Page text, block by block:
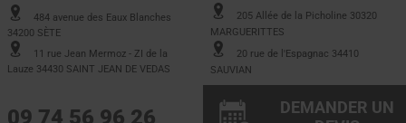
DEMANDER UN
484 avenue des Eaux Blanches
34200 SÈTE
11 rue Jean Mermoz - ZI de la
Lauze 34430 SAINT JEAN DE VEDAS
205 Allée de la Picholine 30320
MARGUERITTES
20 rue de l'Espagnac 34410
SAUVIAN
09 74 56 96 26